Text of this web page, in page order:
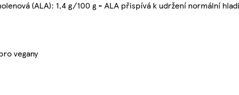
(ALA): 1,4 g/100 g - ALA přispívá k udržení normální
vegany